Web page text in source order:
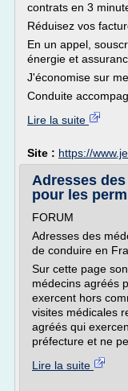
contrats en 3
Réduisez vos
En un appel,
énergie et
J'économise sur
Conduite
Lire la suite
Site : https://
Adresses
pour les
FORUM
Adresses des
de conduire en
Sur cette page
médecins agréés
exercent hors
visites médicales
agréés qui
préfecture et ne
Lire la suite